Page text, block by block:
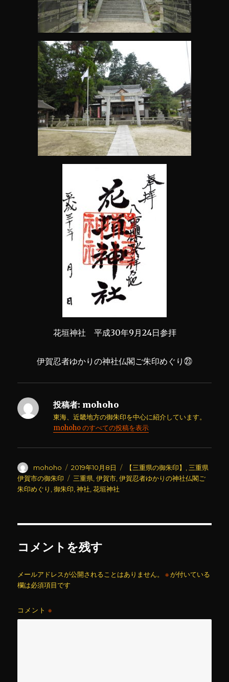
花垣神社 平成30年9月24日参拝
伊賀忍者ゆかりの神社仏閣ご朱印めぐり㉓
投稿者: mohoho
東海、近畿地方の御朱印を中心に紹介しています。
mohoho のすべての投稿を表示
投
稿
者
mohoho
投
稿
日:
2019年10月8日
カ
テ
【三重県の御朱印】
三重県
伊賀市の御朱印
タ
グ
三重県 ,伊賀市 ,伊賀忍者ゆかりの神社仏閣ご
朱印めぐり ,御朱印 ,神社 ,花垣神社
コメントを残す
メールアドレスが公開されることはありません。 ※が付いている
欄は必須項目です
コメント※